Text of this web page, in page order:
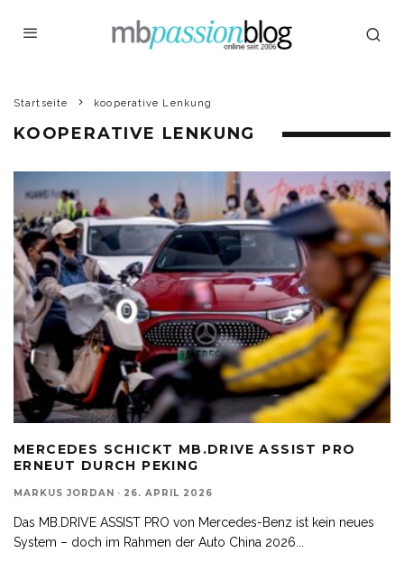
Startseite kooperative Lenkung
KOOPERATIVE LENKUNG
MERCEDES SCHICKT MB.DRIVE ASSIST PRO
ERNEUT DURCH PEKING
MARKUS JORDAN · 26. APRIL 2026
Das MB.DRIVE ASSIST PRO von Mercedes-Benz ist kein neues
System – doch im Rahmen der Auto China 2026